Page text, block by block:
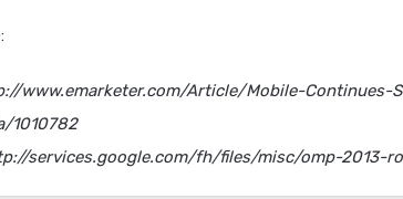
www.emarketer.com/Article/Mobile-
1010782
services.google.com/fh/files/misc/omp-2013-